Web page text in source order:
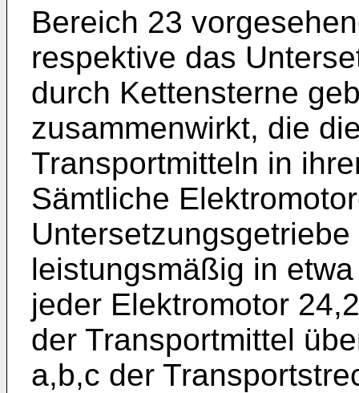
Bereich 23
respektive das
durch Kettensterne
zusammenwirkt, die
Transportmitteln in
Sämtliche
leistungsmäßig in
jeder Elektromotor
der Transportmittel
a,b,c der